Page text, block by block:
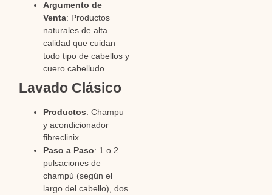
Argumento de
Venta: Productos
naturales de alta
calidad que cuidan
todo tipo de cabellos y
cuero cabelludo.
Lavado Clásico
Productos: Champu
y acondicionador
fibreclinix
Paso a Paso: 1 o 2
pulsaciones de
champú (según el
largo del cabello), dos